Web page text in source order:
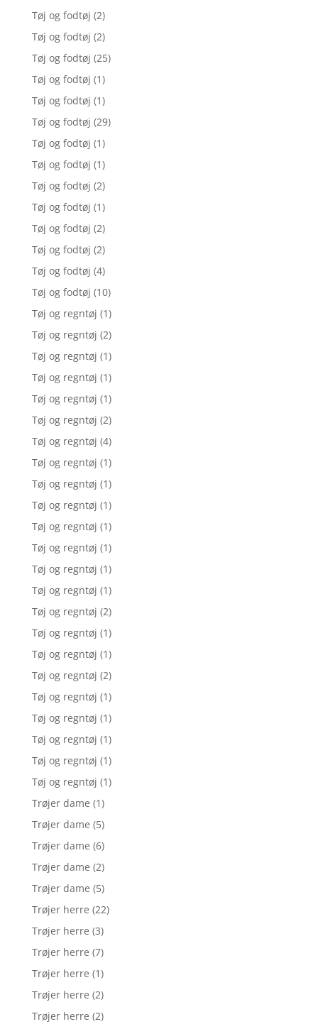
Tøj og fodtøj (2)
Tøj og fodtøj (2)
Tøj og fodtøj (25)
Tøj og fodtøj (1)
Tøj og fodtøj (1)
Tøj og fodtøj (29)
Tøj og fodtøj (1)
Tøj og fodtøj (1)
Tøj og fodtøj (2)
Tøj og fodtøj (1)
Tøj og fodtøj (2)
Tøj og fodtøj (2)
Tøj og fodtøj (4)
Tøj og fodtøj (10)
Tøj og regntøj (1)
Tøj og regntøj (2)
Tøj og regntøj (1)
Tøj og regntøj (1)
Tøj og regntøj (1)
Tøj og regntøj (2)
Tøj og regntøj (4)
Tøj og regntøj (1)
Tøj og regntøj (1)
Tøj og regntøj (1)
Tøj og regntøj (1)
Tøj og regntøj (1)
Tøj og regntøj (1)
Tøj og regntøj (1)
Tøj og regntøj (2)
Tøj og regntøj (1)
Tøj og regntøj (1)
Tøj og regntøj (2)
Tøj og regntøj (1)
Tøj og regntøj (1)
Tøj og regntøj (1)
Tøj og regntøj (1)
Tøj og regntøj (1)
Trøjer dame (1)
Trøjer dame (5)
Trøjer dame (6)
Trøjer dame (2)
Trøjer dame (5)
Trøjer herre (22)
Trøjer herre (3)
Trøjer herre (7)
Trøjer herre (1)
Trøjer herre (2)
Trøjer herre (2)